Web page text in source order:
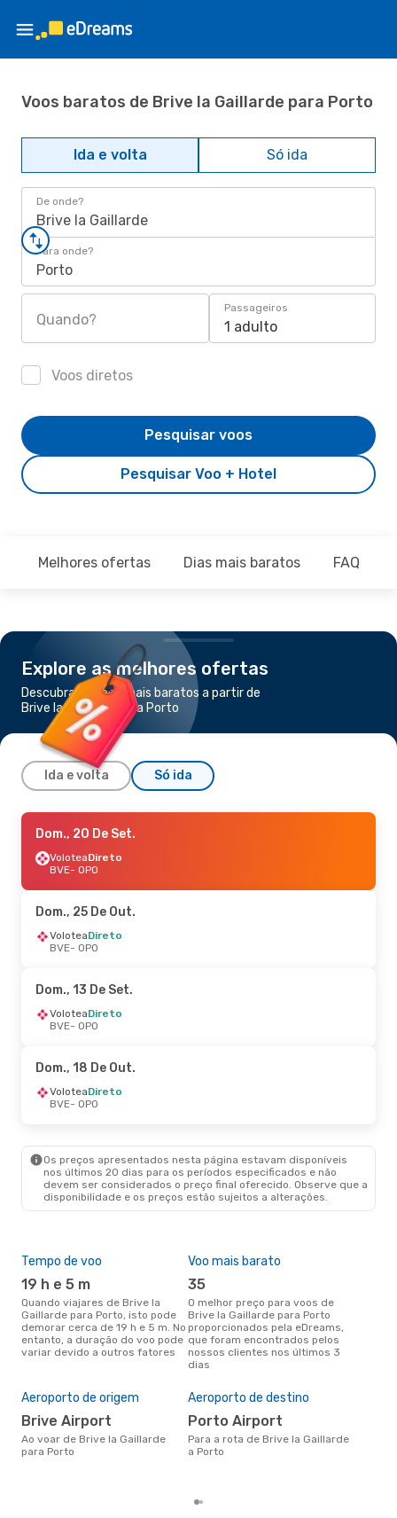
Voos baratos de Brive la Gaillarde para Porto
Ida e volta Só ida
De onde?
Brive la Gaillarde
Para onde?
Porto
Quando?
Passageiros
1 adulto
Voos diretos
Pesquisar Voo + Hotel
Pesquisar voos
Melhores ofertas Dias mais baratos FAQ
Explore as melhores ofertas
Descubra os voos mais baratos a partir de
Brive la Gaillarde para Porto
Ida e volta Só ida
Dom., 20 De Set.
VoloteaDireto
BVE- OPO
OPO- BVE
Dom., 13 De Set.
Volotea Direto
OPO - BVE
Dom., 20 De Set.
VoloteaDireto
BVE- OPO
Dom., 25 De Out.
VoloteaDireto
BVE- OPO
Dom., 13 De Set.
VoloteaDireto
BVE- OPO
Dom., 18 De Out.
VoloteaDireto
BVE- OPO
Os preços apresentados nesta página estavam disponíveis
nos últimos 20 dias para os períodos especificados e não
devem ser considerados o preço final oferecido. Observe que a
disponibilidade e os preços estão sujeitos a alterações.
Tempo de voo
19 h e 5 m
Quando viajares de Brive la
Gaillarde para Porto, isto pode
demorar cerca de 19 h e 5 m. No
entanto, a duração do voo pode
variar devido a outros fatores
Voo mais barato
35
O melhor preço para voos de
Brive la Gaillarde para Porto
proporcionados pela eDreams,
que foram encontrados pelos
nossos clientes nos últimos 3
dias
Aeroporto de origem
Brive Airport
Ao voar de Brive la Gaillarde
para Porto
Aeroporto de destino
Porto Airport
Para a rota de Brive la Gaillarde
a Porto